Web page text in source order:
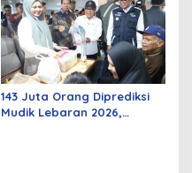
143 Juta Orang Diprediksi
Mudik Lebaran 2026,